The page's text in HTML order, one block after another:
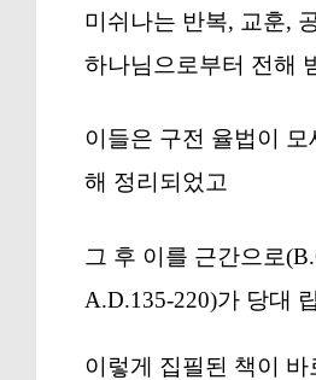
미쉬나는 반복, 교훈,
하나님으로부터 전해
이들은 구전 율법이
해 정리되었고
그 후 이를 근간으로
A.D.135-220)가 당대
이렇게 집필된 책이 바